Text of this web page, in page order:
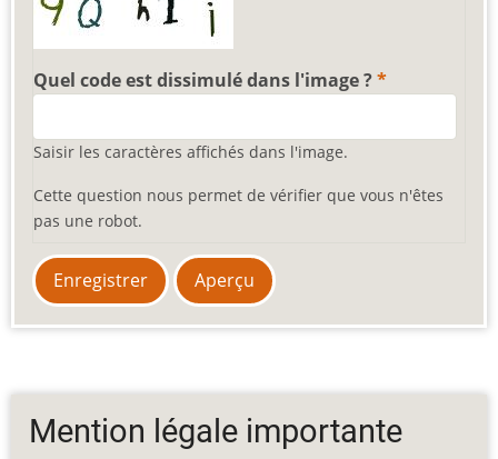
Quel code est dissimulé dans l'image ?
Saisir les caractères affichés dans l'image.
Cette question nous permet de vérifier que vous n'êtes
pas une robot.
Mention légale importante